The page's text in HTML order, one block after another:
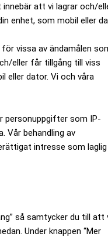
att vi lagrar och/
enhet, som mobil eller
vissa av ändamålen
eller får tillgång till viss
eller dator. Vi och våra
personuppgifter som IP-
Vår behandling av
intresse som laglig
så samtycker du till att
Under knappen “Mer
på